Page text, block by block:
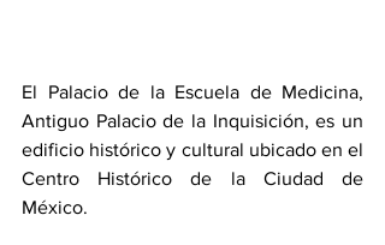
El Palacio de la Escuela de Medicina,
Antiguo Palacio de la Inquisición, es un
edificio histórico y cultural ubicado en el
Centro Histórico de la Ciudad de
México.